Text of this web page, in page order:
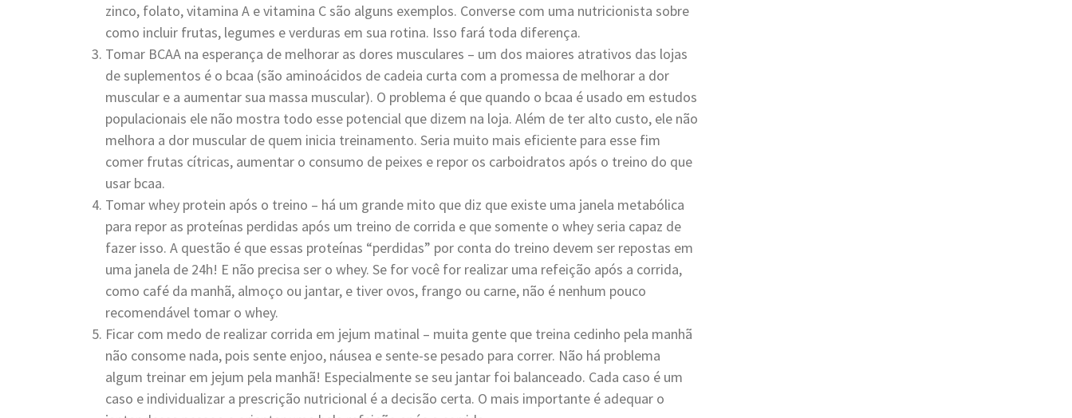
zinco, folato, vitamina A e vitamina C são alguns exemplos. Converse com uma nutricionista sobre
como incluir frutas, legumes e verduras em sua rotina. Isso fará toda diferença.
Tomar BCAA na esperança de melhorar as dores musculares – um dos maiores atrativos das lojas
de suplementos é o bcaa (são aminoácidos de cadeia curta com a promessa de melhorar a dor
muscular e a aumentar sua massa muscular). O problema é que quando o bcaa é usado em estudos
populacionais ele não mostra todo esse potencial que dizem na loja. Além de ter alto custo, ele não
melhora a dor muscular de quem inicia treinamento. Seria muito mais eficiente para esse fim
comer frutas cítricas, aumentar o consumo de peixes e repor os carboidratos após o treino do que
usar bcaa.
Tomar whey protein após o treino – há um grande mito que diz que existe uma janela metabólica
para repor as proteínas perdidas após um treino de corrida e que somente o whey seria capaz de
fazer isso. A questão é que essas proteínas “perdidas” por conta do treino devem ser repostas em
uma janela de 24h! E não precisa ser o whey. Se for você for realizar uma refeição após a corrida,
como café da manhã, almoço ou jantar, e tiver ovos, frango ou carne, não é nenhum pouco
recomendável tomar o whey.
Ficar com medo de realizar corrida em jejum matinal – muita gente que treina cedinho pela manhã
não consome nada, pois sente enjoo, náusea e sente-se pesado para correr. Não há problema
algum treinar em jejum pela manhã! Especialmente se seu jantar foi balanceado. Cada caso é um
caso e individualizar a prescrição nutricional é a decisão certa. O mais importante é adequar o